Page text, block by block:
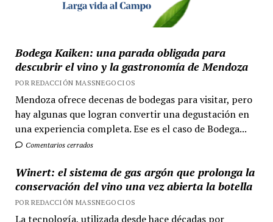
Bodega Kaiken: una parada obligada para
descubrir el vino y la gastronomía de Mendoza
POR REDACCIÓN MASSNEGOCIOS
Mendoza ofrece decenas de bodegas para visitar, pero
hay algunas que logran convertir una degustación en
una experiencia completa. Ese es el caso de Bodega...
Comentarios cerrados
Winert: el sistema de gas argón que prolonga la
conservación del vino una vez abierta la botella
POR REDACCIÓN MASSNEGOCIOS
La tecnología, utilizada desde hace décadas por